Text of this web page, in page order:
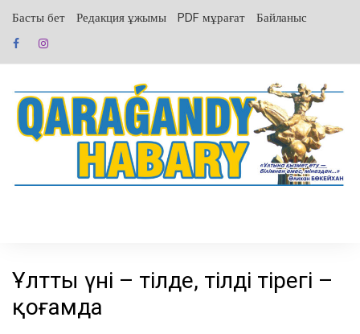
содержанию
Басты бет Редакция ұжымы PDF мұрағат Байланыс
Ұлттың үні – тілде, тілдің тірегі –
қоғамда